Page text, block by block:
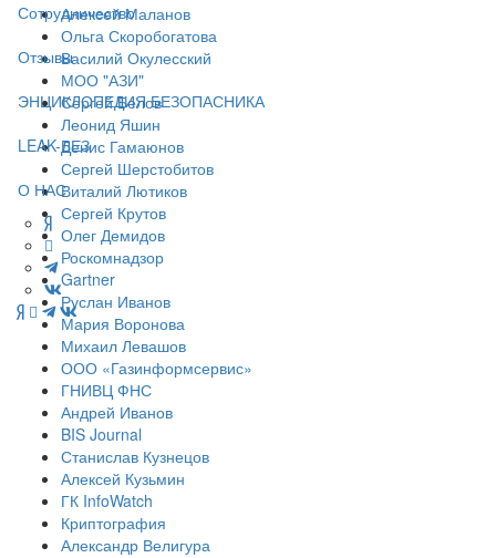
Сотрудничество
Отзывы
ЭНЦИКЛОПЕДИЯ БЕЗОПАСНИКА
LEAK-БЕЗ
О НАС
Алексей Маланов
Ольга Скоробогатова
Василий Окулесский
МОО "АЗИ"
Сергей Белов
Леонид Яшин
Денис Гамаюнов
Сергей Шерстобитов
Виталий Лютиков
Сергей Крутов
Олег Демидов
Роскомнадзор
Gartner
Руслан Иванов
Мария Воронова
Михаил Левашов
ООО «Газинформсервис»
ГНИВЦ ФНС
Андрей Иванов
BIS Journal
Станислав Кузнецов
Алексей Кузьмин
ГК InfoWatch
Криптография
Александр Велигура